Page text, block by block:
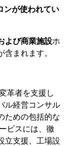
ンが使われてい
よび商業施設ホ
まれます。
革者を支援し
ル経営コンサル
ための包括的な
ビスには、徹
立支援、工場設